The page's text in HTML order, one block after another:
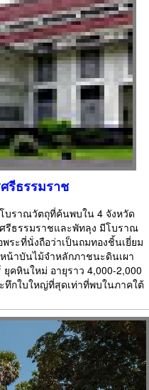
ธรรมราช
บราณวัตถุที่ค้นพบใน 4 จังหวัด
รีธรรมราชและพัทลุง มีโบราณ
ระที่นั่งถือว่าเป็นถมทองชิ้นเยี่ยม
าบันไม้จำหลักภาชนะดินเผา
คหินใหม่ อายุราว 4,000-2,000
ทึกใบใหญ่ที่สุดเท่าที่พบในภาคใต้